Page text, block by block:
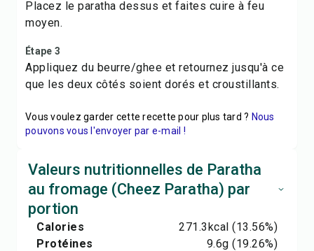
Placez le paratha dessus et faites cuire à feu
moyen.
Étape 3
Appliquez du beurre/ghee et retournez jusqu'à ce
que les deux côtés soient dorés et croustillants.
Vous voulez garder cette recette pour plus tard ? Nous
pouvons vous l'envoyer par e-mail !
Valeurs nutritionnelles de Paratha
au fromage (Cheez Paratha) par
portion
Calories 271.3kcal (13.56%)
Protéines
9.6g (19.26%)